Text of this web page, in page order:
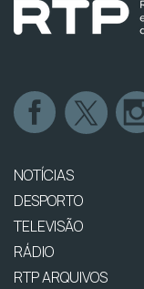
NOTÍCIAS
DESPORTO
TELEVISÃO
RÁDIO
RTP ARQUIVOS